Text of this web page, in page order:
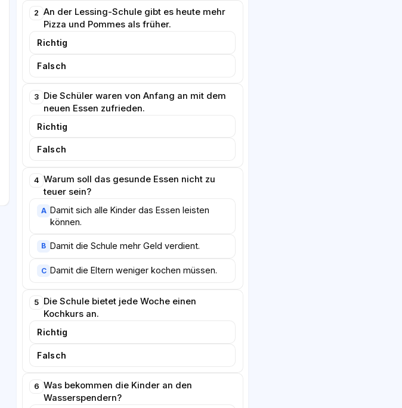
2
An der Lessing-Schule gibt es heute mehr
Pizza und Pommes als früher.
Richtig
Falsch
3 Die Schüler waren von Anfang an mit dem
neuen Essen zufrieden.
Richtig
Falsch
4 Warum soll das gesunde Essen nicht zu
teuer sein?
A Damit sich alle Kinder das Essen leisten
können.
B Damit die Schule mehr Geld verdient.
C Damit die Eltern weniger kochen müssen.
5
Die Schule bietet jede Woche einen
Kochkurs an.
Richtig
Falsch
6 Was bekommen die Kinder an den
Wasserspendern?